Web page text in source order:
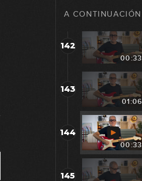
A CONTINUACIÓN
00:32
142
00:33
143
01:06
144
00:33
145